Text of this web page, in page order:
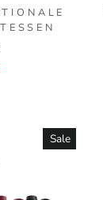
Sale